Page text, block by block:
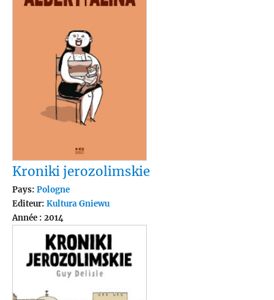
Kroniki jerozolimskie
Pays: Pologne
Editeur: Kultura Gniewu
Année : 2014